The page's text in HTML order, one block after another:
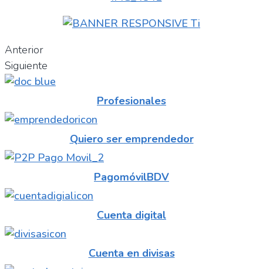
Anterior
Siguiente
Profesionales
Quiero ser emprendedor
PagomóvilBDV
Cuenta digital
Cuenta en divisas